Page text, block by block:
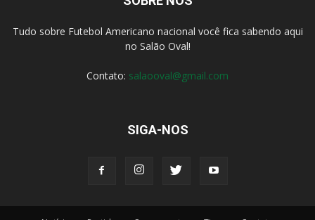
Tudo sobre Futebol Americano nacional você fica sabendo aqui
no Salão Oval!
Contato: salaooval@gmail.com
SIGA-NOS